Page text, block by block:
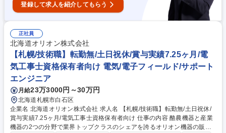
登録して求人を紹介してもらう
正社員
北海道オリオン株式会社
【札幌/技術職】転勤無/土日祝休/賞与実績7.25ヶ月/電
気工事士資格保有者向け 電気/電子フィールド/サポート
エンジニア
月給23万3000円～30万円
北海道札幌市白石区
企業名 北海道オリオン株式会社 求人名 【札幌/技術職】転勤無/土日祝休/
賞与実績7.25ヶ月/電気工事士資格保有者向け 仕事の内容 酪農機器と産業
機器の2つの分野で業界トップクラスのシェアを誇るオリオン機器の販売